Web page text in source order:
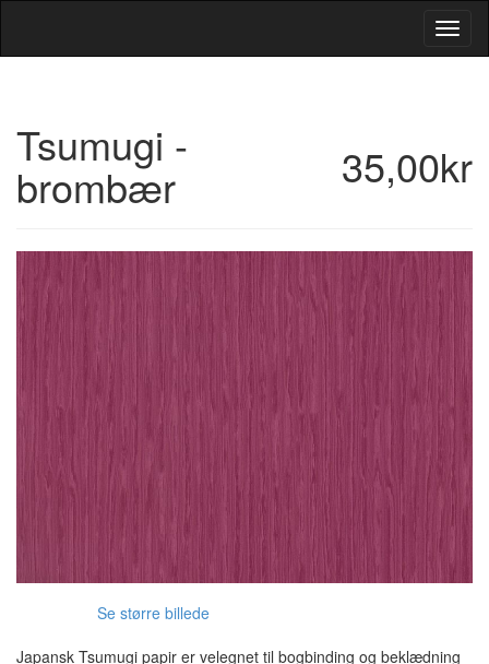
35,00kr
Tsumugi -
brombær
Se større billede
Japansk Tsumugi papir er velegnet til bogbinding og beklædning